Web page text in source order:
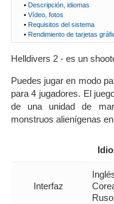
• Descripción, idiomas
•Vídeo, fotos
• Requisitos del sistema
• Rendimiento de tarjetas
Helldivers 2 - es un
Puedes jugar en modo
para 4 jugadores. El
de una unidad de
monstruos alienígenas
Interfaz